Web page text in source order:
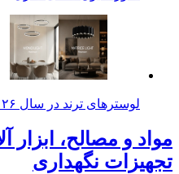
لوسترهای ترند در سال ۲۰۲۶ کدامند؟
مواد و مصالح، ابزار
تجهیزات نگهداری